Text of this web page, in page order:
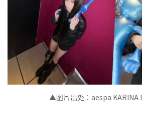
▲图片出处： aespa KARINA I